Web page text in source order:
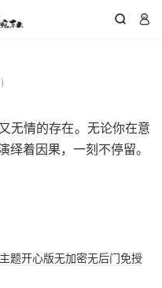
 
)
无情的存在。无论你在意
着因果，一刻不停留。
题开心版无加密无后门免授